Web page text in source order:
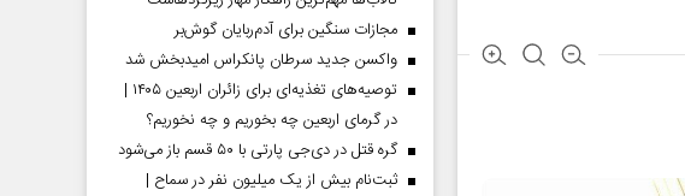
مجازات سنگین برای آدم‌ربایان گوش‌بر
واکسن جدید سرطان پانکراس امیدبخش شد
توصیه‌های تغذیه‌ای برای زائران اربعین ۱۴۰۵ |
در گرمای اربعین چه بخوریم و چه نخوریم؟
گره قتل در دی‌جی پارتی با ۵۰ قسم باز می‌شود
ثبت‌نام بیش از یک میلیون نفر در سماح |